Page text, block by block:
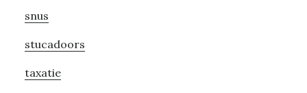
snus
stucadoors
taxatie